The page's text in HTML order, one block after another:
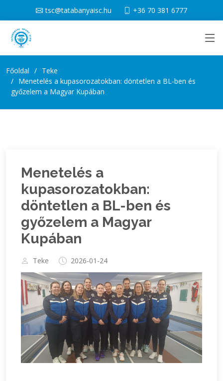
tsc@tatabanyaisc.hu +36 70 381 6777
Főoldal
Teke
Menetelés a kupasorozatokban: döntetlen a BL-ben és
győzelem a Magyar Kupában
Menetelés a
kupasorozatokban:
döntetlen a BL-ben és
győzelem a Magyar
Kupában
Teke 2026-01-24